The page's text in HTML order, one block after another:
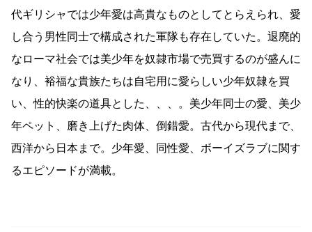
代ギリシャでは少年愛は高貴なものとしてとらえられ、愛
し合う男性同士で構成された軍隊も存在していた。退廃的
なローマ社会では美少年を奴隷市場で売買するのが盛んに
なり、裕福な貴族たちは自宅用に愛らしい少年奴隷を買
い、性的快楽の道具とした、、、。美少年同士の愛、美少
年ペット、磨き上げた肉体、倒錯愛。古代から現代まで、
西洋から日本まで。少年愛、同性愛、ボーイズラブに関す
るエピソードが満載。